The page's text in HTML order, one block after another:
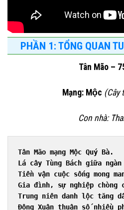
PHẦN 1: TỔNG QUAN
Tân Mão –
Mạng: Mộc (Cây
Con nhà:
Tân Mão mạng Mộc Quý Bà.
Lá cây Tùng Bách giữa
Tiền vận cuộc sống mong
Gia đình, sự nghiệp chòng
Trung niên danh lộc tăng
Đông Xuân thuận số nhiều